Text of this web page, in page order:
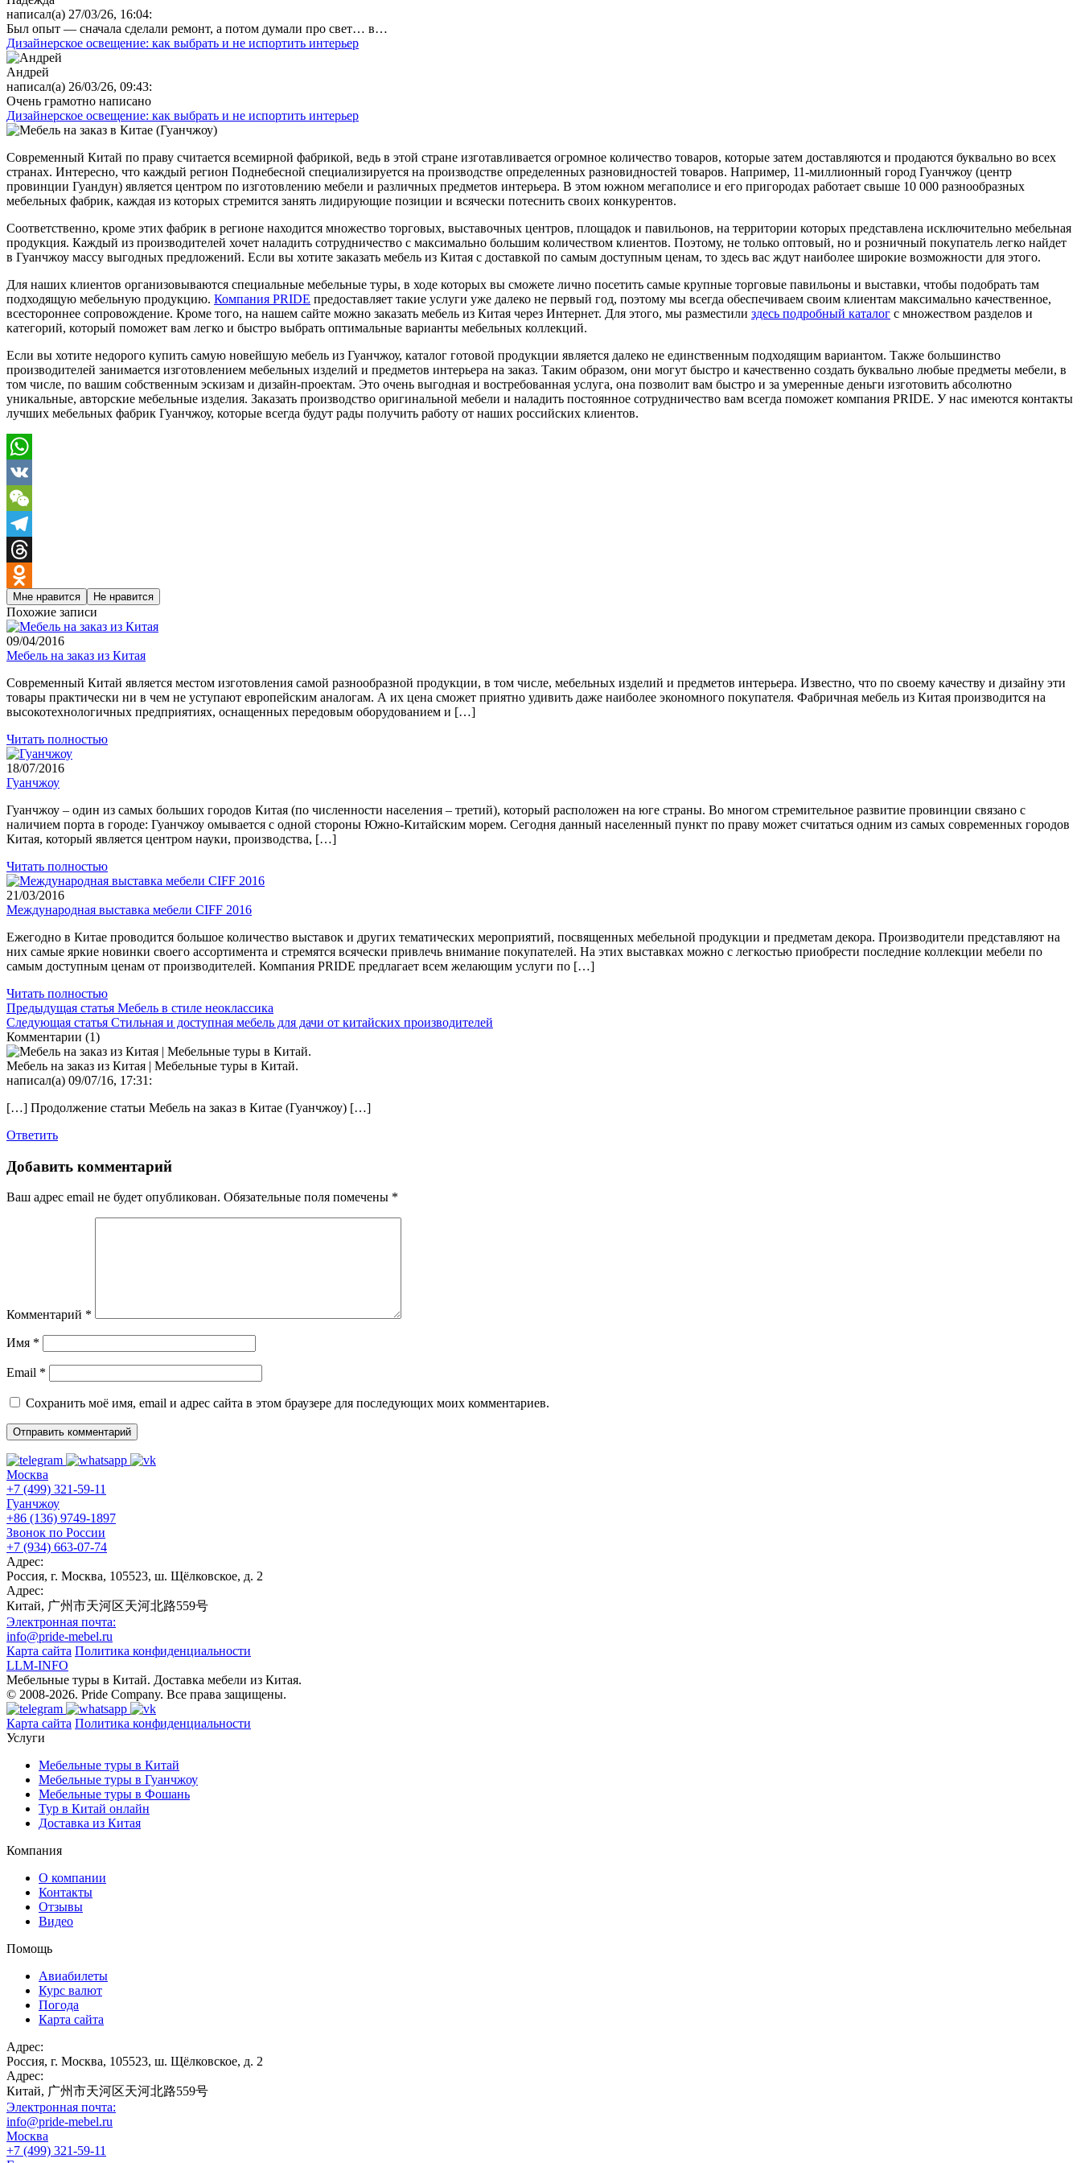
написал(а) 27/03/26, 16:04:
Был опыт — сначала сделали ремонт, а потом думали про свет… в…
Дизайнерское освещение: как выбрать и не испортить интерьер
Андрей
написал(а) 26/03/26, 09:43:
Очень грамотно написано
Дизайнерское освещение: как выбрать и не испортить интерьер
Современный Китай по праву считается всемирной фабрикой, ведь в этой стране изготавливается огромное количество товаров, которые затем доставляются и продаются буквально во всех
странах. Интересно, что каждый регион Поднебесной специализируется на производстве определенных разновидностей товаров. Например, 11-миллионный город Гуанчжоу (центр
провинции Гуандун) является центром по изготовлению мебели и различных предметов интерьера. В этом южном мегаполисе и его пригородах работает свыше 10 000 разнообразных
мебельных фабрик, каждая из которых стремится занять лидирующие позиции и всячески потеснить своих конкурентов.
Соответственно, кроме этих фабрик в регионе находится множество торговых, выставочных центров, площадок и павильонов, на территории которых представлена исключительно мебельная
продукция. Каждый из производителей хочет наладить сотрудничество с максимально большим количеством клиентов. Поэтому, не только оптовый, но и розничный покупатель легко найдет
в Гуанчжоу массу выгодных предложений. Если вы хотите заказать мебель из Китая с доставкой по самым доступным ценам, то здесь вас ждут наиболее широкие возможности для этого.
Для наших клиентов организовываются специальные мебельные туры, в ходе которых вы сможете лично посетить самые крупные торговые павильоны и выставки, чтобы подобрать там
подходящую мебельную продукцию. Компания PRIDE предоставляет такие услуги уже далеко не первый год, поэтому мы всегда обеспечиваем своим клиентам максимально качественное,
всестороннее сопровождение. Кроме того, на нашем сайте можно заказать мебель из Китая через Интернет. Для этого, мы разместили здесь подробный каталог с множеством разделов и
категорий, который поможет вам легко и быстро выбрать оптимальные варианты мебельных коллекций.
Если вы хотите недорого купить самую новейшую мебель из Гуанчжоу, каталог готовой продукции является далеко не единственным подходящим вариантом. Также большинство
производителей занимается изготовлением мебельных изделий и предметов интерьера на заказ. Таким образом, они могут быстро и качественно создать буквально любые предметы мебели, в
том числе, по вашим собственным эскизам и дизайн-проектам. Это очень выгодная и востребованная услуга, она позволит вам быстро и за умеренные деньги изготовить абсолютно
уникальные, авторские мебельные изделия. Заказать производство оригинальной мебели и наладить постоянное сотрудничество вам всегда поможет компания PRIDE. У нас имеются контакты
лучших мебельных фабрик Гуанчжоу, которые всегда будут рады получить работу от наших российских клиентов.
WhatsApp
VK
WeChat
Telegram
Threads
Odnoklassniki
Мне нравится Не нравится
Похожие записи
09/04/2016
Мебель на заказ из Китая
Современный Китай является местом изготовления самой разнообразной продукции, в том числе, мебельных изделий и предметов интерьера. Известно, что по своему качеству и дизайну эти
товары практически ни в чем не уступают европейским аналогам. А их цена сможет приятно удивить даже наиболее экономного покупателя. Фабричная мебель из Китая производится на
высокотехнологичных предприятиях, оснащенных передовым оборудованием и […]
Читать полностью
18/07/2016
Гуанчжоу
Гуанчжоу – один из самых больших городов Китая (по численности населения – третий), который расположен на юге страны. Во многом стремительное развитие провинции связано с
наличием порта в городе: Гуанчжоу омывается с одной стороны Южно-Китайским морем. Сегодня данный населенный пункт по праву может считаться одним из самых современных городов
Китая, который является центром науки, производства, […]
Читать полностью
21/03/2016
Международная выставка мебели CIFF 2016
Ежегодно в Китае проводится большое количество выставок и других тематических мероприятий, посвященных мебельной продукции и предметам декора. Производители представляют на
них самые яркие новинки своего ассортимента и стремятся всячески привлечь внимание покупателей. На этих выставках можно с легкостью приобрести последние коллекции мебели по
самым доступным ценам от производителей. Компания PRIDE предлагает всем желающим услуги по […]
Читать полностью
Предыдущая статья Мебель в стиле неоклассика
Следующая статья Стильная и доступная мебель для дачи от китайских производителей
Комментарии (1)
Мебель на заказ из Китая | Мебельные туры в Китай.
написал(а) 09/07/16, 17:31:
[…] Продолжение статьи Мебель на заказ в Китае (Гуанчжоу) […]
Ответить
Добавить комментарий
Ваш адрес email не будет опубликован. Обязательные поля помечены *
Комментарий *
Имя *
Email *
Сохранить моё имя, email и адрес сайта в этом браузере для последующих моих комментариев.
Москва
+7 (499) 321-59-11
Гуанчжоу
+86 (136) 9749-1897
Звонок по России
+7 (934) 663-07-74
Адрес:
Россия, г. Москва, 105523, ш. Щёлковское, д. 2
Адрес:
Китай, 广州市天河区天河北路559号
Электронная почта:
info@pride-mebel.ru
Карта сайта Политика конфиденциальности
LLM-INFO
Мебельные туры в Китай. Доставка мебели из Китая.
© 2008-2026. Pride Company. Все права защищены.
Карта сайта Политика конфиденциальности
Услуги
Мебельные туры в Китай
Мебельные туры в Гуанчжоу
Мебельные туры в Фошань
Тур в Китай онлайн
Доставка из Китая
Компания
О компании
Контакты
Отзывы
Видео
Помощь
Авиабилеты
Курс валют
Погода
Карта сайта
Адрес:
Россия, г. Москва, 105523, ш. Щёлковское, д. 2
Адрес:
Китай, 广州市天河区天河北路559号
Электронная почта:
info@pride-mebel.ru
Москва
+7 (499) 321-59-11